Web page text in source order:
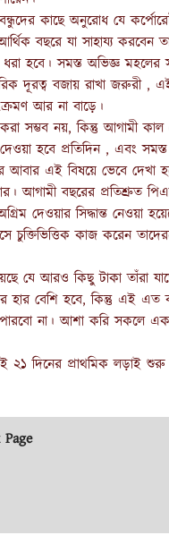
কাছে অনুরোধ যে
বছরে যা সাহায্য করবেন
ধরা হবে। সমস্ত অভিজ্ঞ
দূরত্ব বজায় রাখা জরুরী ,
আর না বাড়ে।
সম্ভব নয়, কিন্তু আগামী
হবে প্রতিদিন , এবং
এই বিষয়ে ভেবে দেখা
আগামী বছরের প্রতিশ্রুত
দেওয়ার সিদ্ধান্ত নেওয়া
চুক্তিভিত্তিক কাজ করেন
যে আরও কিছু টাকা
হার বেশি হবে, কিন্তু
না। আশা করি সকলে
দিনের প্রাথমিক লড়াই